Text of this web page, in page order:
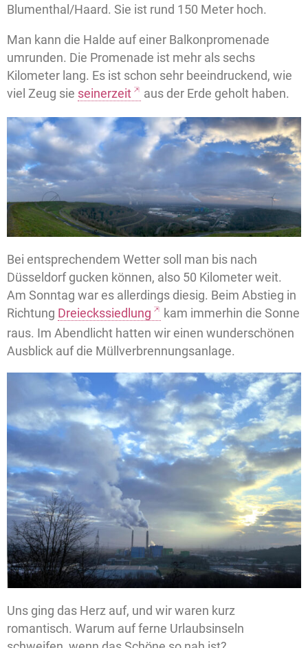
Blumenthal/Haard. Sie ist rund 150 Meter hoch.
Man kann die Halde auf einer Balkonpromenade
umrunden. Die Promenade ist mehr als sechs
Kilometer lang. Es ist schon sehr beeindruckend, wie
viel Zeug sie seinerzeit aus der Erde geholt haben.
Bei entsprechendem Wetter soll man bis nach
Düsseldorf gucken können, also 50 Kilometer weit.
Am Sonntag war es allerdings diesig. Beim Abstieg in
Richtung Dreieckssiedlung
kam immerhin die Sonne
raus. Im Abendlicht hatten wir einen wunderschönen
Ausblick auf die Müllverbrennungsanlage.
Uns ging das Herz auf, und wir waren kurz
romantisch. Warum auf ferne Urlaubsinseln